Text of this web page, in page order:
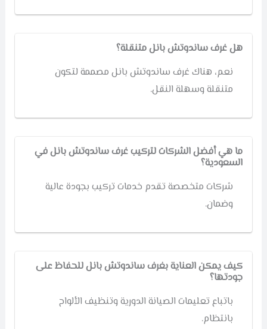
هل غرف ساندوتش بانل متنقلة؟
نعم، هناك غرف ساندوتش بانل مصممة لتكون
متنقلة وسهلة النقل.
ما هي أفضل الشركات لتركيب غرف ساندوتش بانل في
السعودية؟
شركات متخصصة تقدم خدمات تركيب بجودة عالية
وضمان.
كيف يمكن العناية بغرف ساندوتش بانل للحفاظ على
جودتها؟
باتباع تعليمات الصيانة الدورية وتنظيف الألواح
بانتظام.